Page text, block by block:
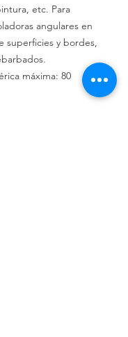
etc. Para
angulares en
superficies y bordes,
máxima: 80